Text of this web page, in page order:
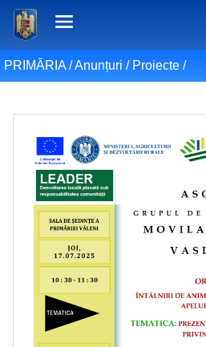
PRIMĂRIA /Anunțuri / Proiecte/